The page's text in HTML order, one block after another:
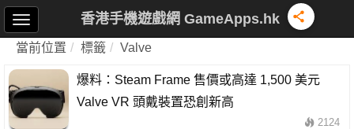
香港手機遊戲網 GameApps.hk
當前位置 標籤 Valve
爆料：Steam Frame 售價或高達 1,500 美元
Valve VR 頭戴裝置恐創新高
2124